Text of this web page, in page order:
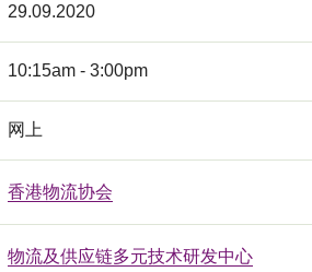
29.09.2020
10:15am - 3:00pm
网上
香港物流协会
物流及供应链多元技术研发中心